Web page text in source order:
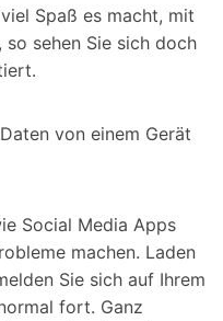
Spaß es macht, mit
so sehen Sie sich doch
von einem Gerät
Social Media Apps
machen. Laden
Sie sich auf Ihrem
fort. Ganz